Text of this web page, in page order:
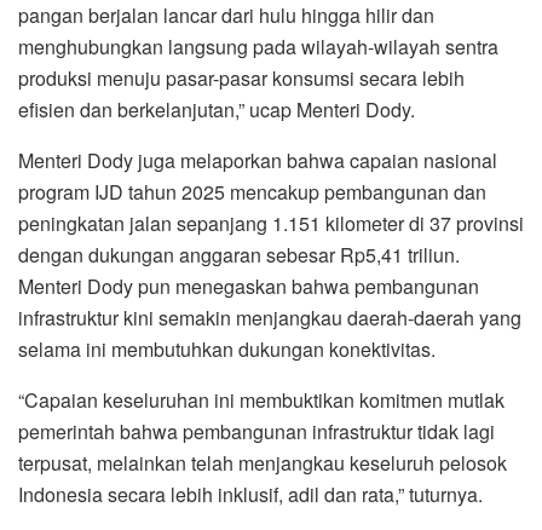
pangan berjalan lancar dari hulu hingga hilir dan
menghubungkan langsung pada wilayah-wilayah sentra
produksi menuju pasar-pasar konsumsi secara lebih
efisien dan berkelanjutan,” ucap Menteri Dody.
Menteri Dody juga melaporkan bahwa capaian nasional
program IJD tahun 2025 mencakup pembangunan dan
peningkatan jalan sepanjang 1.151 kilometer di 37 provinsi
dengan dukungan anggaran sebesar Rp5,41 triliun.
Menteri Dody pun menegaskan bahwa pembangunan
infrastruktur kini semakin menjangkau daerah-daerah yang
selama ini membutuhkan dukungan konektivitas.
“Capaian keseluruhan ini membuktikan komitmen mutlak
pemerintah bahwa pembangunan infrastruktur tidak lagi
terpusat, melainkan telah menjangkau keseluruh pelosok
Indonesia secara lebih inklusif, adil dan rata,” tuturnya.